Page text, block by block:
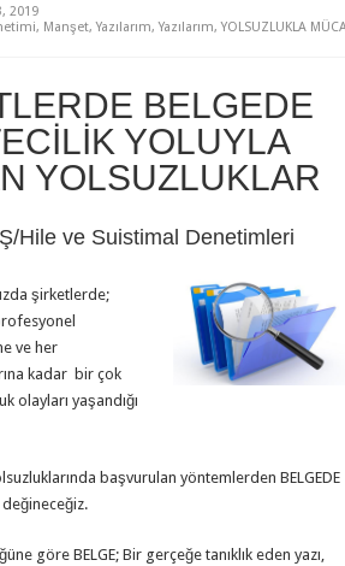
2019
, Manşet,Yazılarım,Yazılarım,YOLSUZLUKLA
BELGEDE
YOLUYLA
YOLSUZLUKLAR
Hile ve Suistimal Denetimleri
şirketlerde;
ve her
kadar bir çok
olayları yaşandığı
başvurulan yöntemlerden BELGEDE
değineceğiz.
göre BELGE; Bir gerçeğe tanıklık eden yazı,